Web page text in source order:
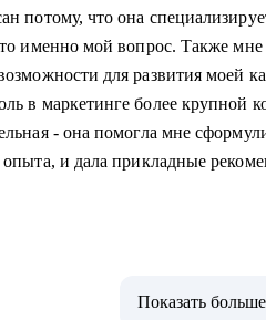
потому, что она
именно мой вопрос. Также
для развития моей
в маркетинге более крупной
- она помогла мне
опыта, и дала прикладные
Показать